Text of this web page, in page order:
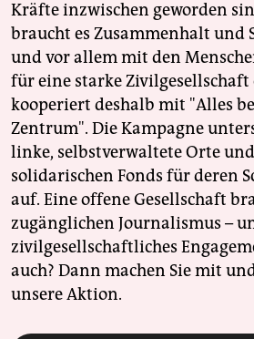
Kräfte inzwischen geworden
braucht es Zusammenhalt und
und vor allem mit den
für eine starke Zivilgesellschaft
kooperiert deshalb mit "Alles
Zentrum". Die Kampagne
linke, selbstverwaltete Orte
solidarischen Fonds für deren
auf. Eine offene Gesellschaft
zugänglichen Journalismus –
zivilgesellschaftliches
auch? Dann machen Sie mit
unsere Aktion.